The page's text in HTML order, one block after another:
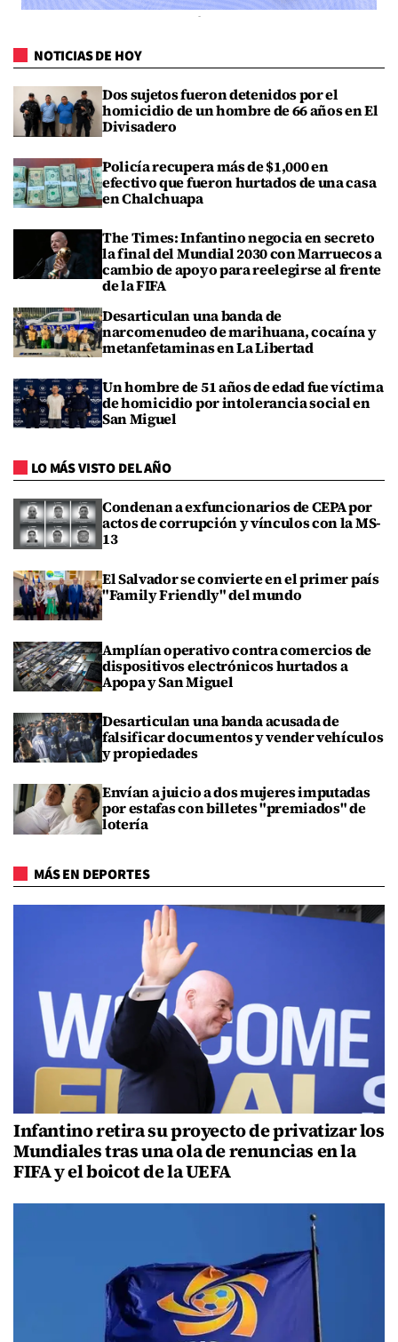
NOTICIAS DE HOY
Dos sujetos fueron detenidos por el
homicidio de un hombre de 66 años en El
Divisadero
Policía recupera más de $1,000 en
efectivo que fueron hurtados de una casa
en Chalchuapa
The Times: Infantino negocia en secreto
la final del Mundial 2030 con Marruecos a
cambio de apoyo para reelegirse al frente
de la FIFA
Desarticulan una banda de
narcomenudeo de marihuana, cocaína y
metanfetaminas en La Libertad
Un hombre de 51 años de edad fue víctima
de homicidio por intolerancia social en
San Miguel
LO MÁS VISTO DEL AÑO
Condenan a exfuncionarios de CEPA por
actos de corrupción y vínculos con la MS-
13
El Salvador se convierte en el primer país
"Family Friendly" del mundo
Amplían operativo contra comercios de
dispositivos electrónicos hurtados a
Apopa y San Miguel
Desarticulan una banda acusada de
falsificar documentos y vender vehículos
y propiedades
Envían a juicio a dos mujeres imputadas
por estafas con billetes "premiados" de
lotería
MÁS EN DEPORTES
Infantino retira su proyecto de privatizar los
Mundiales tras una ola de renuncias en la
FIFA y el boicot de la UEFA